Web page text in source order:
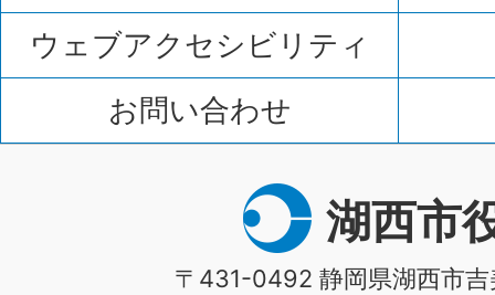
ウェブアクセシビリティ
お問い合わせ
湖西市
〒431-0492 静岡県湖西市